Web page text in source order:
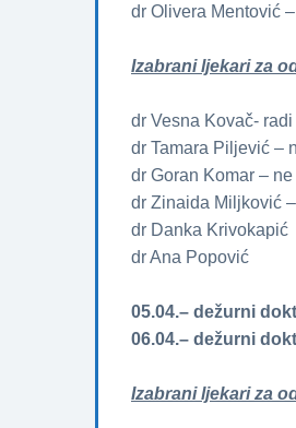
dr Olivera Mentović
Izabrani ljekari za
dr Vesna Kovač-
dr Tamara Piljević –
dr Goran Komar –
dr Zinaida Miljković
dr Danka Krivokapić
dr Ana Popović
05.04.– dežurni
06.04.– dežurni
Izabrani ljekari za